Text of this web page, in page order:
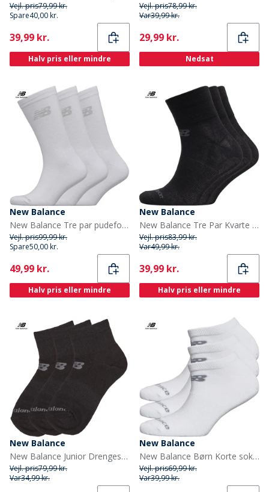
Vejl. pris79,99 kr.
Spare40,00 kr.
Current
39,99 kr.
Halv pris eller mindre
Vejl. pris78,99 kr.
Var39,99 kr.
Current
29,99 kr.
Nedsat
New Balance
New Balance Tre par pudeforstærkede sokker Hvid
Vejl. pris99,99 kr.
Spare50,00 kr.
Current
49,99 kr.
Halv pris eller mindre
New Balance
New Balance Tre Par Kvarte Strømper Sorte
Vejl. pris83,99 kr.
Var49,99 kr.
Current
39,99 kr.
Halv pris eller mindre
New Balance
New Balance Junior Drengesokser 3-pak Kvart Sorter
Vejl. pris79,99 kr.
Var34,99 kr.
New Balance
New Balance Børn Korte sokker Hvid
Vejl. pris69,99 kr.
Var39,99 kr.